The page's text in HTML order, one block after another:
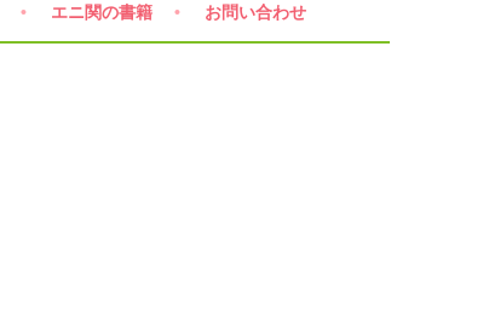
エニ関の書籍 お問い合わせ